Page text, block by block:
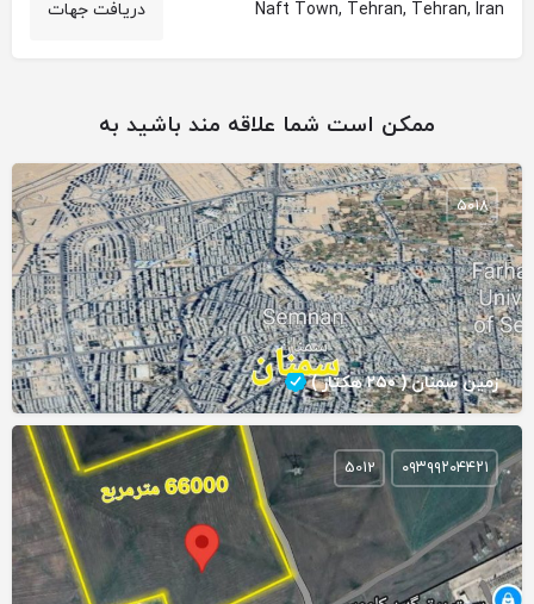
Naft Town, Tehran, Tehran, Iran دریافت جهات
ممکن است شما علاقه مند باشید به
زمین سمنان ( ۲۵۰ هکتار )
5018
۰۹۳۹۹۲۰۴۴۲۱ 5012